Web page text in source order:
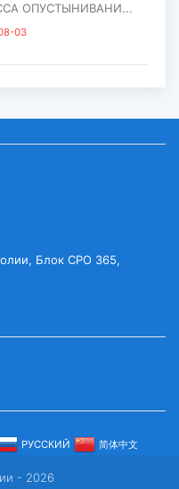
ОПУСТЫНИВАНИ...
03
НАСЛЕД...
ПОГОЛОВЬЯ
И ЕАЭС...
Блок CPO 365,
РУССКИЙ 简体中文
- 2026